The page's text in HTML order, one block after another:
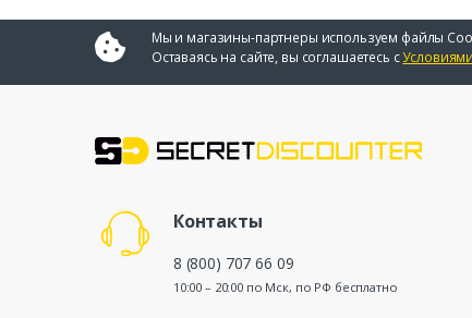
Мы и магазины-партнеры используем файлы
Оставаясь на сайте, вы соглашаетесь с
Контакты
8 (800) 707 66 09
10:00 – 20:00 по Мск, по РФ бесплатно